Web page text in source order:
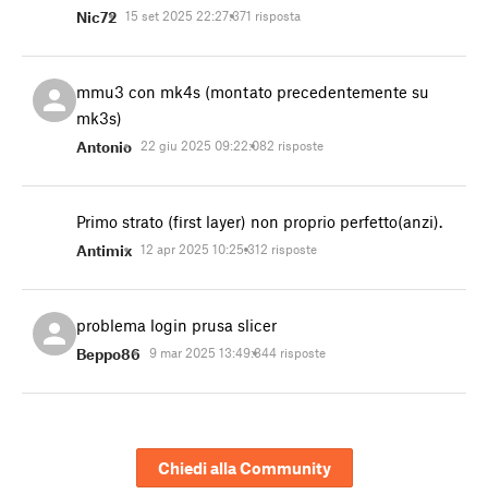
Nic72 15 set 2025 22:27:371 risposta
mmu3 con mk4s (montato precedentemente su
mk3s)
Antonio 22 giu 2025 09:22:082 risposte
Primo strato (first layer) non proprio perfetto(anzi).
Antimix 12 apr 2025 10:25:312 risposte
problema login prusa slicer
Beppo86 9 mar 2025 13:49:344 risposte
Chiedi alla Community